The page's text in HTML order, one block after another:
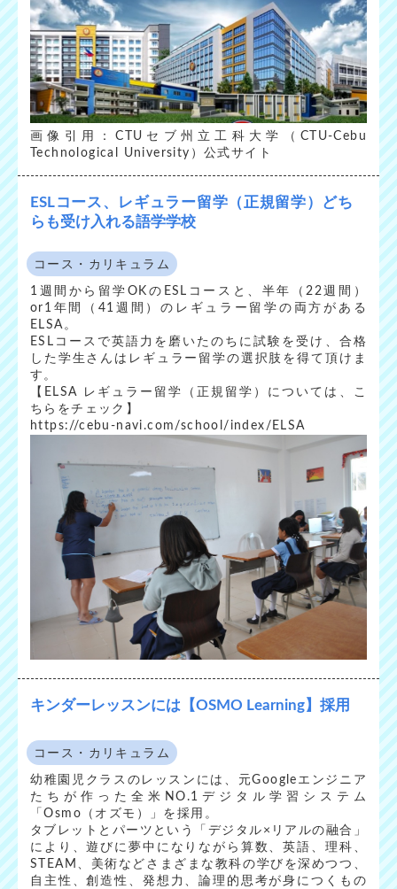
画像引用：CTUセブ州立工科大学（CTU-Cebu
Technological University）公式サイト
ESLコース、レギュラー留学（正規留学）どち
らも受け入れる語学学校
コース・カリキュラム
1週間から留学OKのESLコースと、半年（22週間）
or1年間（41週間）のレギュラー留学の両方がある
ELSA。
ESLコースで英語力を磨いたのちに試験を受け、合格
した学生さんはレギュラー留学の選択肢を得て頂けま
す。
【ELSA レギュラー留学（正規留学）については、こ
ちらをチェック】
https://cebu-navi.com/school/index/ELSA
キンダーレッスンには【OSMO Learning】採用
コース・カリキュラム
幼稚園児クラスのレッスンには、元Googleエンジニア
たちが作った全米NO.1デジタル学習システム
「Osmo（オズモ）」を採用。
タブレットとパーツという「デジタル×リアルの融合」
により、遊びに夢中になりながら算数、英語、理科、
STEAM、美術などさまざまな教科の学びを深めつつ、
自主性、創造性、発想力、論理的思考が身につくもの